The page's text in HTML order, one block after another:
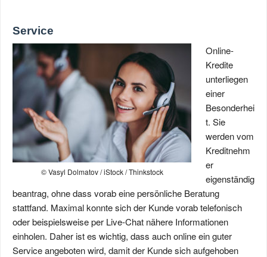
Service
© Vasyl Dolmatov / iStock / Thinkstock
Online-
Kredite
unterliegen
einer
Besonderhei
t. Sie
werden vom
Kreditnehm
er
eigenständig
beantrag, ohne dass vorab eine persönliche Beratung
stattfand. Maximal konnte sich der Kunde vorab telefonisch
oder beispielsweise per Live-Chat nähere Informationen
einholen. Daher ist es wichtig, dass auch online ein guter
Service angeboten wird, damit der Kunde sich aufgehoben